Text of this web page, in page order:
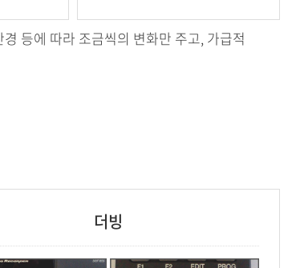
등에 따라 조금씩의 변화만 주고, 가급적
더빙